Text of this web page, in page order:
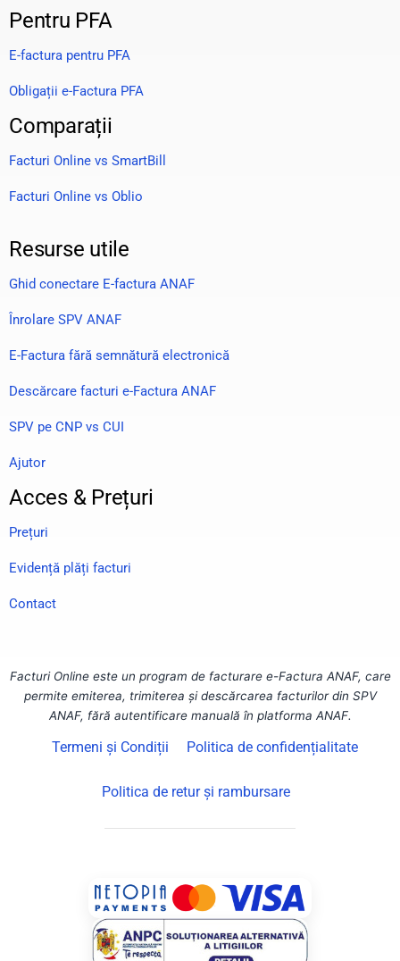
Pentru PFA
E-factura pentru PFA
Obligații e-Factura PFA
Comparații
Facturi Online vs SmartBill
Facturi Online vs Oblio
Resurse utile
Ghid conectare E-factura ANAF
Înrolare SPV ANAF
E-Factura fără semnătură electronică
Descărcare facturi e-Factura ANAF
SPV pe CNP vs CUI
Ajutor
Acces & Prețuri
Prețuri
Evidență plăți facturi
Contact
Facturi Online este un program de facturare e-Factura ANAF, care
permite emiterea, trimiterea și descărcarea facturilor din SPV
ANAF, fără autentificare manuală în platforma ANAF.
Termeni și Condiții Politica de confidențialitate
Politica de retur și rambursare